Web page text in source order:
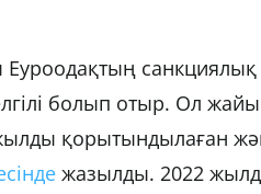
болып отыр. Ол
қорытындылаған
жазылды. 2022